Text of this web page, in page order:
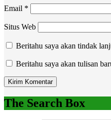
Email *
Situs Web
Beritahu saya akan tindak
Beritahu saya akan tulisan
The Search Box